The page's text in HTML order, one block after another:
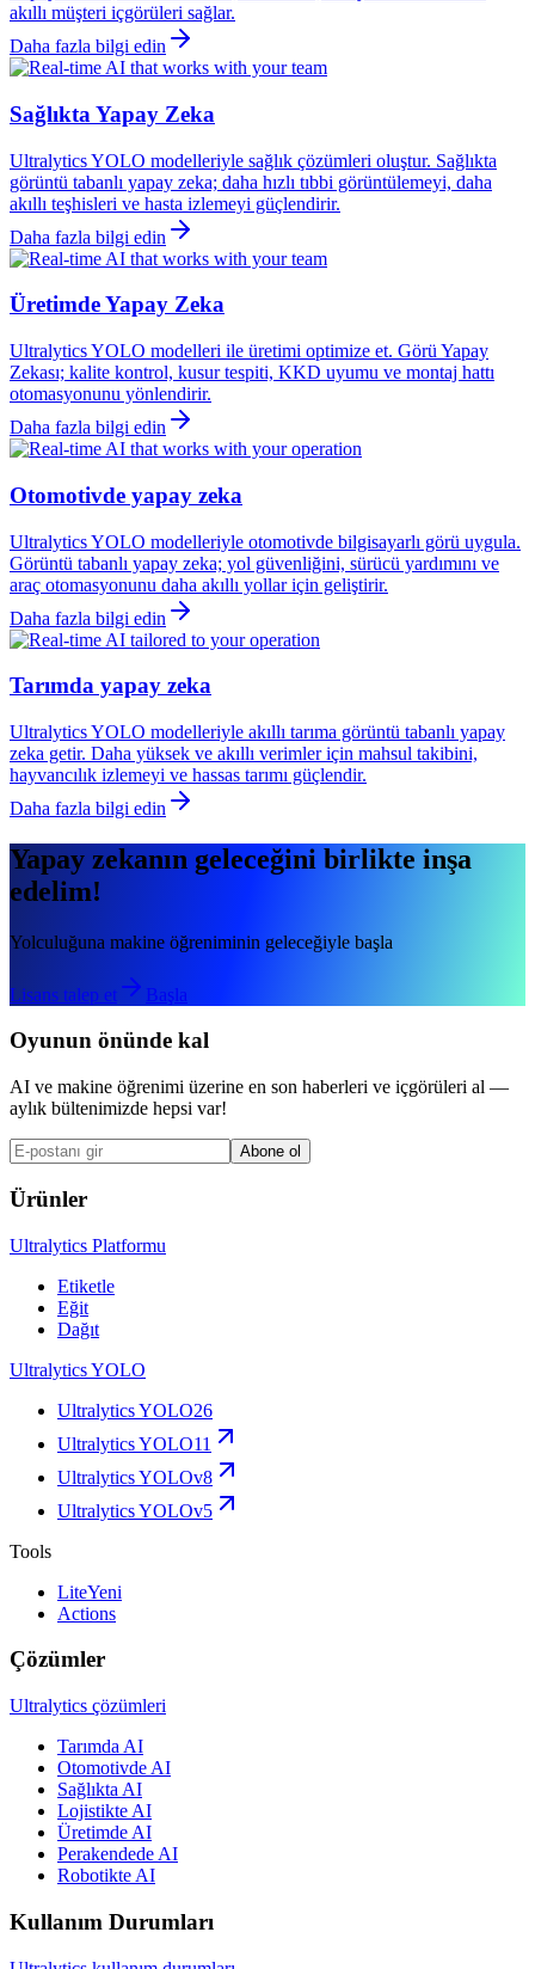
akıllı müşteri içgörüleri sağlar.
Daha fazla bilgi edin
Sağlıkta Yapay Zeka
Ultralytics YOLO modelleriyle sağlık çözümleri oluştur. Sağlıkta
görüntü tabanlı yapay zeka; daha hızlı tıbbi görüntülemeyi, daha
akıllı teşhisleri ve hasta izlemeyi güçlendirir.
Daha fazla bilgi edin
Üretimde Yapay Zeka
Ultralytics YOLO modelleri ile üretimi optimize et. Görü Yapay
Zekası; kalite kontrol, kusur tespiti, KKD uyumu ve montaj hattı
otomasyonunu yönlendirir.
Daha fazla bilgi edin
Otomotivde yapay zeka
Ultralytics YOLO modelleriyle otomotivde bilgisayarlı görü uygula.
Görüntü tabanlı yapay zeka; yol güvenliğini, sürücü yardımını ve
araç otomasyonunu daha akıllı yollar için geliştirir.
Daha fazla bilgi edin
Tarımda yapay zeka
Ultralytics YOLO modelleriyle akıllı tarıma görüntü tabanlı yapay
zeka getir. Daha yüksek ve akıllı verimler için mahsul takibini,
hayvancılık izlemeyi ve hassas tarımı güçlendir.
Daha fazla bilgi edin
Yapay zekanın geleceğini birlikte inşa
edelim!
Yolculuğuna makine öğreniminin geleceğiyle başla
Lisans talep et Başla
Oyunun önünde kal
AI ve makine öğrenimi üzerine en son haberleri ve içgörüleri al —
aylık bültenimizde hepsi var!
Abone ol
Ürünler
Ultralytics Platformu
Etiketle
Eğit
Dağıt
Ultralytics YOLO
Ultralytics YOLO26
Ultralytics YOLO11
Ultralytics YOLOv8
Ultralytics YOLOv5
Tools
LiteYeni
Actions
Çözümler
Ultralytics çözümleri
Tarımda AI
Otomotivde AI
Sağlıkta AI
Lojistikte AI
Üretimde AI
Perakendede AI
Robotikte AI
Kullanım Durumları